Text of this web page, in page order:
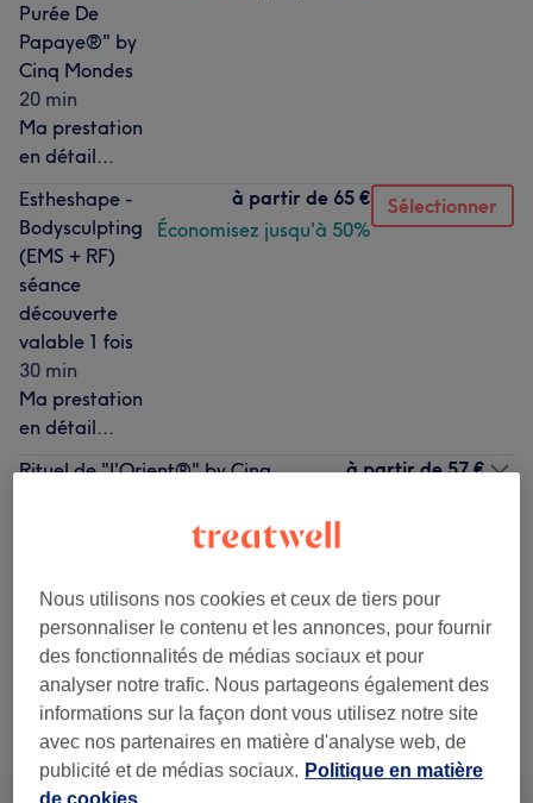
Purée De
Papaye®" by
Cinq Mondes
20 min
Ma prestation
en détail...
Estheshape -
Bodysculpting
(EMS + RF)
séance
découverte
valable 1 fois
30 min
Ma prestation
en détail...
à partir de 65 €
Économisez jusqu'à 50%
Sélectionner
Rituel de "l'Orient®" by Cinq
massage du corps ou
50 min - 1 h 50 min
Ma prestation en détail...
à partir de 57 €
Ce n'est pas ce que vous recherchiez ?
Recherchez dans notre liste de prestations
Nous utilisons nos cookies et ceux de tiers pour
personnaliser le contenu et les annonces, pour fournir
des fonctionnalités de médias sociaux et pour
analyser notre trafic. Nous partageons également des
informations sur la façon dont vous utilisez notre site
avec nos partenaires en matière d'analyse web, de
publicité et de médias sociaux. Politique en matière